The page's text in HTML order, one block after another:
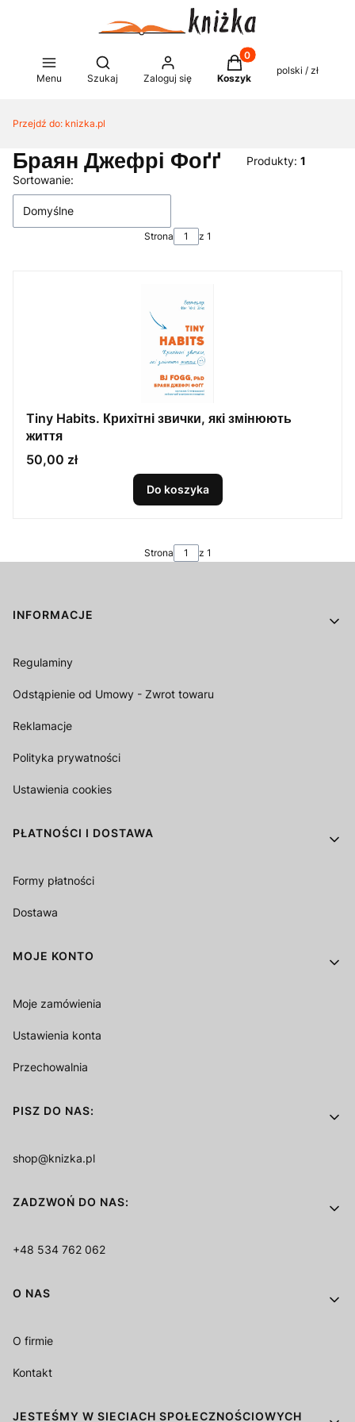
Menu
Otwórz wyszukiwarkę
Szukaj Zaloguj się
Produkty w koszyku:
Koszyk
polski / zł
Przejdź do: knizka.pl
Браян Джефрі Фоґґ Produkty: 1
Lista produktów
Sortowanie:
Domyślne
Strona z 1
Tiny Habits. Крихітні звички, які змінюють
життя
Cena
50,00 zł
Do koszyka
Strona z 1
Linki w stopce
INFORMACJE
Regulaminy
Odstąpienie od Umowy - Zwrot towaru
Reklamacje
Polityka prywatności
Ustawienia cookies
PŁATNOŚCI I DOSTAWA
Formy płatności
Dostawa
MOJE KONTO
Moje zamówienia
Ustawienia konta
Przechowalnia
PISZ DO NAS:
shop@knizka.pl
ZADZWOŃ DO NAS:
+48 534 762 062
O NAS
O firmie
Kontakt
JESTEŚMY W SIECIACH SPOŁECZNOŚCIOWYCH